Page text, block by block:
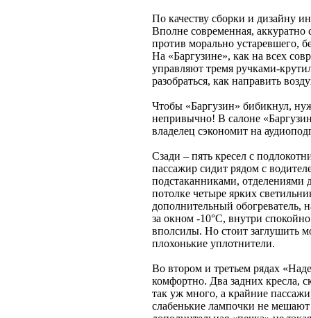
По качеству сборки и дизайну
Вполне современная, аккуратно
против морально устаревшего,
На «Баргузине», как на всех
управляют тремя ручками-
разобраться, как направить
Чтобы «Баргузин» бибикнул,
непривычно! В салоне
владелец сэкономит на
Сзади – пять кресел с
пассажир сидит рядом с
подстаканниками, отделениями
потолке четыре ярких
дополнительный обогреватель,
за окном -10°С, внутри
вполсилы. Но стоит заглушить
плохонькие уплотнители.
Во втором и третьем рядах
комфортно. Два задних кресла,
так уж много, а крайние
слабенькие лампочки не мешают